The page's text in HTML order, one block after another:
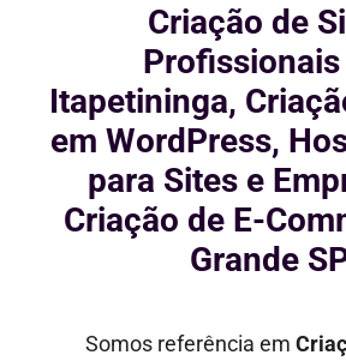
Criação de
Profissionais
Itapetininga,
em WordPress,
para Sites e
Criação de E-
Grande
Somos referência em